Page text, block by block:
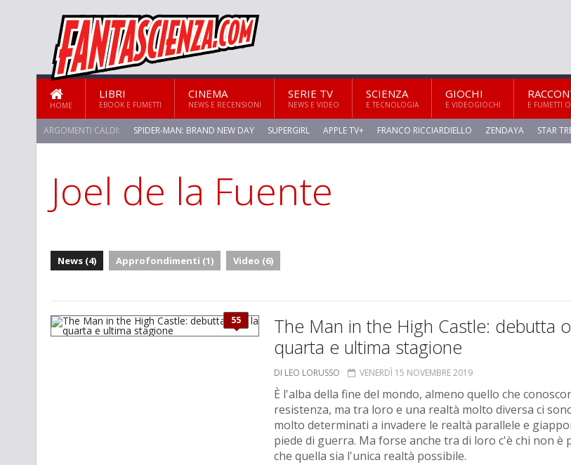
HOME
LIBRI
EBOOK E FUMETTI
CINEMA
NEWS E RECENSIONI
SERIE TV
NEWS E VIDEO
SCIENZA
E TECNOLOGIA
GIOCHI
E VIDEOGIOCHI E FUMETTI
ARGOMENTI CALDI: SPIDER-MAN: BRAND NEW DAY SUPERGIRL APPLE TV+ FRANCO RICCIARDIELLO ZENDAYA STAR
Joel de la Fuente
News (4) Approfondimenti (1) Video (6)
55
The Man in the High Castle: debutta
quarta e ultima stagione
DI LEO LORUSSO VENERDÌ 15 NOVEMBRE 2019
È l'alba della fine del mondo, almeno quello che
resistenza, ma tra loro e una realtà molto diversa ci
molto determinati a invadere le realtà parallele e
piede di guerra. Ma forse anche tra di loro c'è chi non è
che quella sia l'unica realtà possibile.